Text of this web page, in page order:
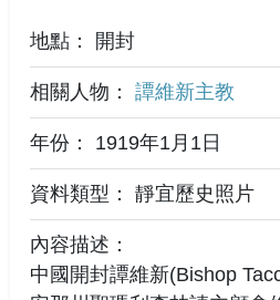
地點： 開封
相關人物： 譚維新主教
年份： 1919年1月1日
資料類型： 靜宜歷史照片
內容描述：
中國開封譚維新(Bishop